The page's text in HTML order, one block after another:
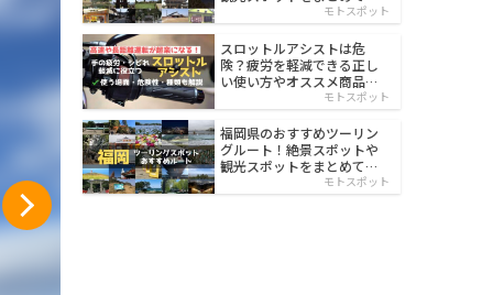
モトスポット
スロットルアシストは危
険？疲労を軽減できる正し
い使い方やオススメ商品を
モトスポット
福岡県のおすすめツーリン
グルート！絶景スポットや
観光スポットをまとめて紹
モトスポット